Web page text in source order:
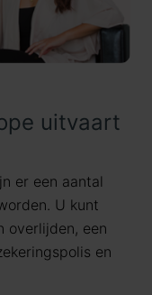
uitvaart
er een aantal
U kunt
overlijden, een
en